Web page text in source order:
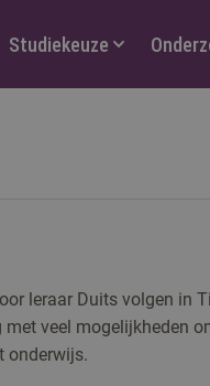
Studiekeuze
leraar Duits volgen in
veel mogelijkheden
onderwijs.